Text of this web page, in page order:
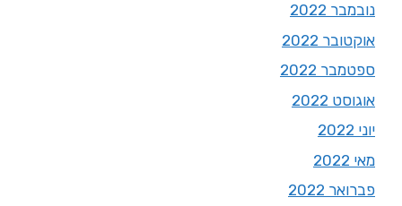
נובמבר 2022
אוקטובר 2022
ספטמבר 2022
אוגוסט 2022
יוני 2022
מאי 2022
פברואר 2022